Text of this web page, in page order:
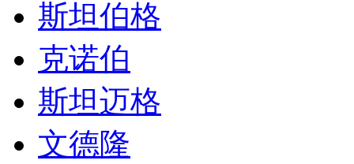
斯坦伯格
克诺伯
斯坦迈格
文德隆